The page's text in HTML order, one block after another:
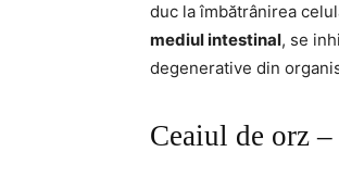
duc la îmbătrânirea
mediul intestinal, se
degenerative din
Ceaiul de orz